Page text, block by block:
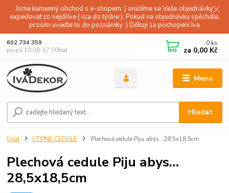
Jsme kamenný obchod s e-shopem :) snažíme se Vaše objednávky
expedovat co nejdříve ( cca do týdne ). Pokud na objednávku spěcháte,
prosím uveďte to do poznámky :) Děkuji za pochopení Iva
Menu
Hledat
602 734 359
po-pá 10.00-17.00hod
0 ks
za 0,00 Kč
Úvod VTIPNÉ CEDULE Plechová cedule Piju abys…28,5x18,5cm
Plechová cedule Piju abys…
28,5x18,5cm